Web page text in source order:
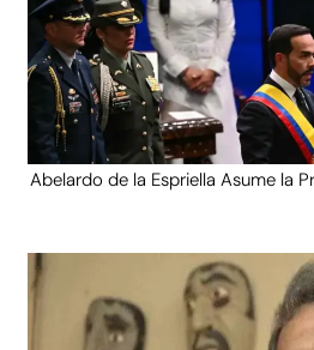
Abelardo de la Espriella Asume la